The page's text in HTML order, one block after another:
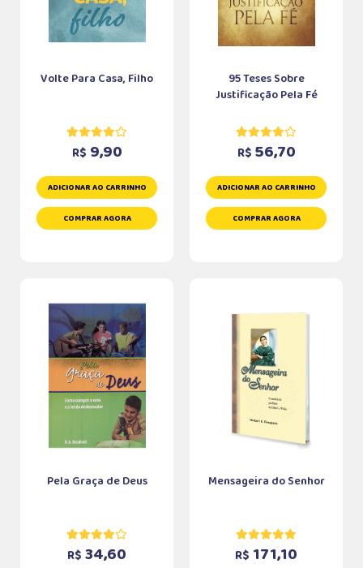
Volte Para Casa, Filho
R$ 9,90
ADICIONAR AO CARRINHO
COMPRAR AGORA
95 Teses Sobre
Justificação Pela Fé
R$ 56,70
ADICIONAR AO CARRINHO
COMPRAR AGORA
Pela Graça de Deus
R$ 34,60
Mensageira do Senhor
R$ 171,10